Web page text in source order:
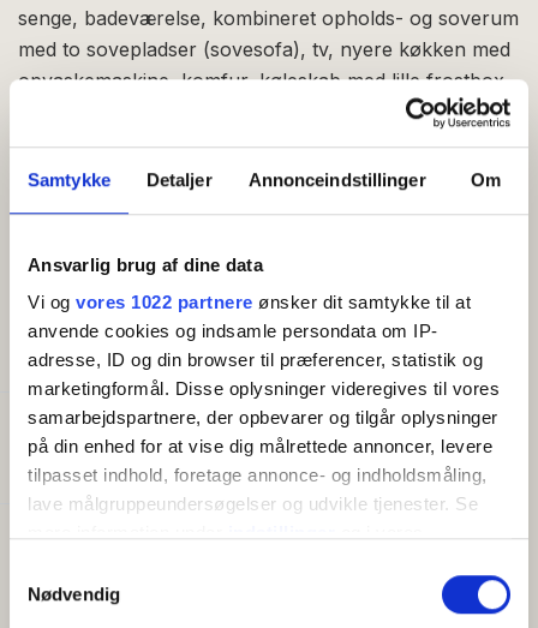
Samtykke Detaljer Annonceindstillinger Om
Ansvarlig brug af dine data
Vi og vores 1022 partnere ønsker dit samtykke til at
anvende cookies og indsamle persondata om IP-
adresse, ID og din browser til præferencer, statistik og
marketingformål. Disse oplysninger videregives til vores
samarbejdspartnere, der opbevarer og tilgår oplysninger
på din enhed for at vise dig målrettede annoncer, levere
tilpasset indhold, foretage annonce- og indholdsmåling,
lave målgruppeundersøgelser og udvikle tjenester. Se
tilbage eller ændre indstillinger fra vores
"Cookiedeklaration", eller ved at trykke på "Privacy
Nødvendig
senge, badeværelse, kombineret opholds- og soverum
med to sovepladser (sovesofa), tv, nyere køkken med
opvaskemaskine, komfur, køleskab med lille frostbox,
kaffemaskine og elkogekedel. Lukket solgård/terrasse
med havemøbler.
kan variere. Billederne er vejledende.
FACILITETER
Generelt
Faciliteter
Opvaskemaskine